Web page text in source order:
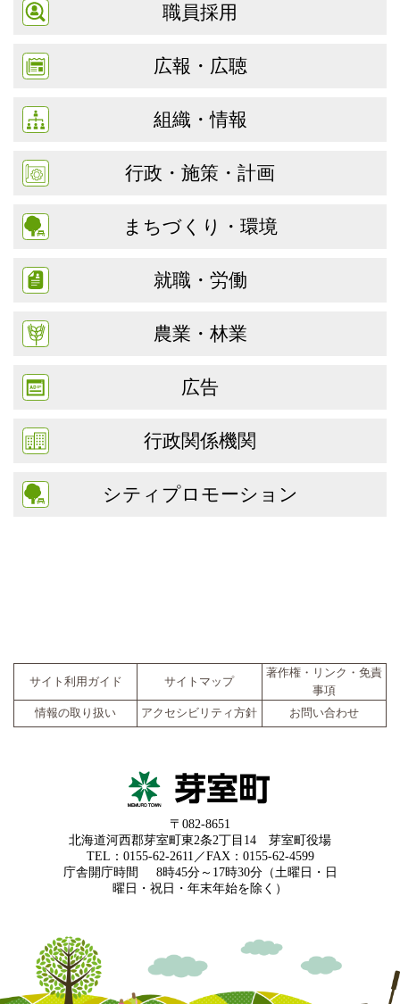
職員採用
広報・広聴
組織・情報
行政・施策・計画
まちづくり・環境
就職・労働
農業・林業
広告
行政関係機関
シティプロモーション
サイト利用ガイド サイトマップ
著作権・リンク・免責
事項
情報の取り扱い
アクセシビリティ方針 お問い合わせ
〒082-8651
北海道河西郡芽室町東2条2丁目14 芽室町役場
TEL：0155-62-2611／FAX：0155-62-4599
庁舎開庁時間
8時45分～17時30分（土曜日・日
曜日・祝日・年末年始を除く）